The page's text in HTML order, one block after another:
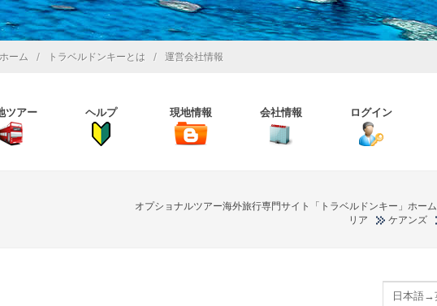
ーム / トラベルドンキーとは / 運営会社情報
ツアー ヘルプ 現地情報 会社情報 ログイン
オプショナルツアー海外旅行専門サイト「トラベルドンキー」ホーム
リア
ケアンズ